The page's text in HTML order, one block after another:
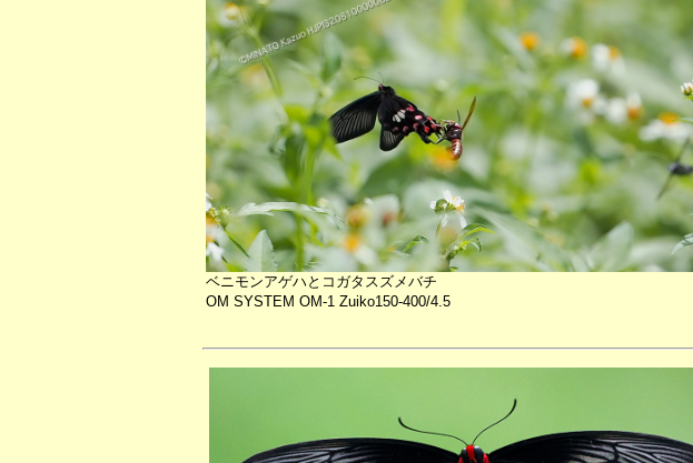
ベニモンアゲハとコガタスズメバチ
OM SYSTEM OM-1 Zuiko150-400/4.5